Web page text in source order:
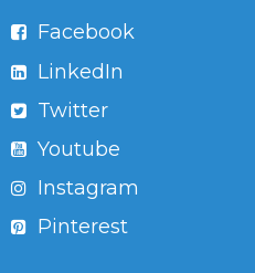
Facebook
LinkedIn
Twitter
Youtube
Instagram
Pinterest